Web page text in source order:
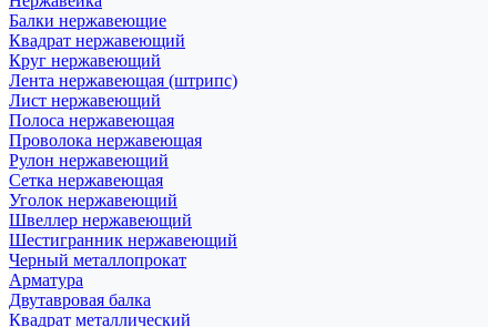
Балки нержавеющие
Квадрат нержавеющий
Круг нержавеющий
Лента нержавеющая (штрипс)
Лист нержавеющий
Полоса нержавеющая
Проволока нержавеющая
Рулон нержавеющий
Сетка нержавеющая
Уголок нержавеющий
Швеллер нержавеющий
Шестигранник нержавеющий
Черный металлопрокат
Арматура
Двутавровая балка
Квадрат металлический